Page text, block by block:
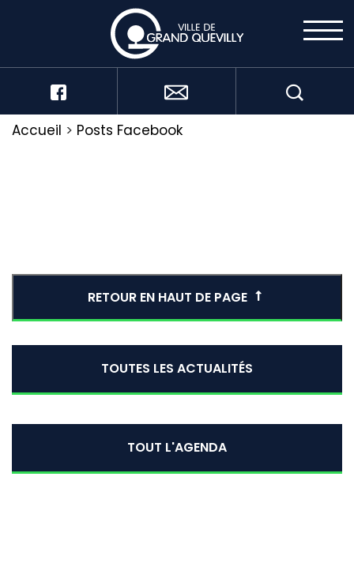
Accueil > Posts Facebook
RETOUR EN HAUT DE PAGE
TOUTES LES ACTUALITÉS
TOUT L'AGENDA